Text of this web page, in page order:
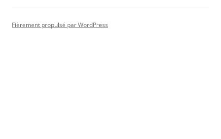
Fièrement propulsé par WordPress